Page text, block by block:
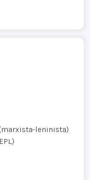
leninista)